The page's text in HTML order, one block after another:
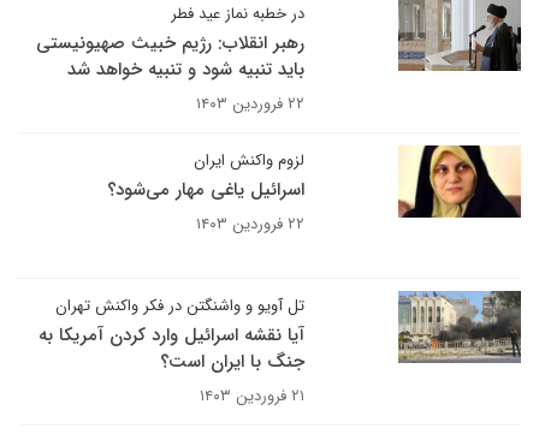
در خطبه نماز عید فطر
رهبر انقلاب: رژیم خبیث صهیونیستی
باید تنبیه شود و‌ تنبیه خواهد شد
۲۲ فروردین ۱۴۰۳
لزوم واکنش ایران
اسرائیل یاغی مهار می‌شود؟
۲۲ فروردین ۱۴۰۳
تل آویو و واشنگتن در فکر واکنش تهران
آیا نقشه اسرائیل وارد کردن آمریکا به
جنگ با ایران است؟
۲۱ فروردین ۱۴۰۳